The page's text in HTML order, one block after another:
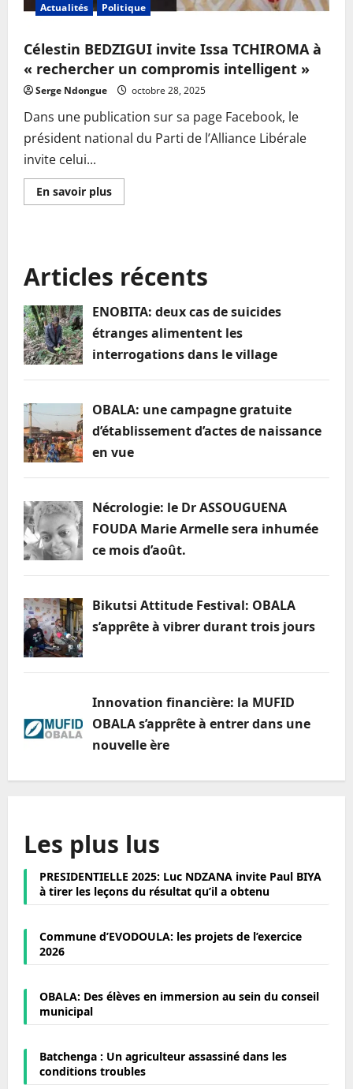
Actualités Politique
Célestin BEDZIGUI invite Issa TCHIROMA à
« rechercher un compromis intelligent »
Serge Ndongue octobre 28, 2025
Dans une publication sur sa page Facebook, le
président national du Parti de l’Alliance Libérale
invite celui...
En savoir plusEn
savoir
TCHIROMA
un
intelligent »
Articles récents
ENOBITA: deux cas de suicides
étranges alimentent les
interrogations dans le village
OBALA: une campagne gratuite
d’établissement d’actes de naissance
en vue
Nécrologie: le Dr ASSOUGUENA
FOUDA Marie Armelle sera inhumée
ce mois d’août.
Bikutsi Attitude Festival: OBALA
s’apprête à vibrer durant trois jours
Innovation financière: la MUFID
OBALA s’apprête à entrer dans une
nouvelle ère
Les plus lus
PRESIDENTIELLE 2025: Luc NDZANA invite Paul BIYA
à tirer les leçons du résultat qu’il a obtenu
Commune d’EVODOULA: les projets de l’exercice
2026
OBALA: Des élèves en immersion au sein du conseil
municipal
Batchenga : Un agriculteur assassiné dans les
conditions troubles